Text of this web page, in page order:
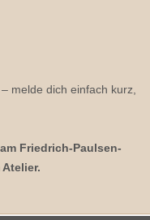
melde dich einfach kurz,
Friedrich-Paulsen-